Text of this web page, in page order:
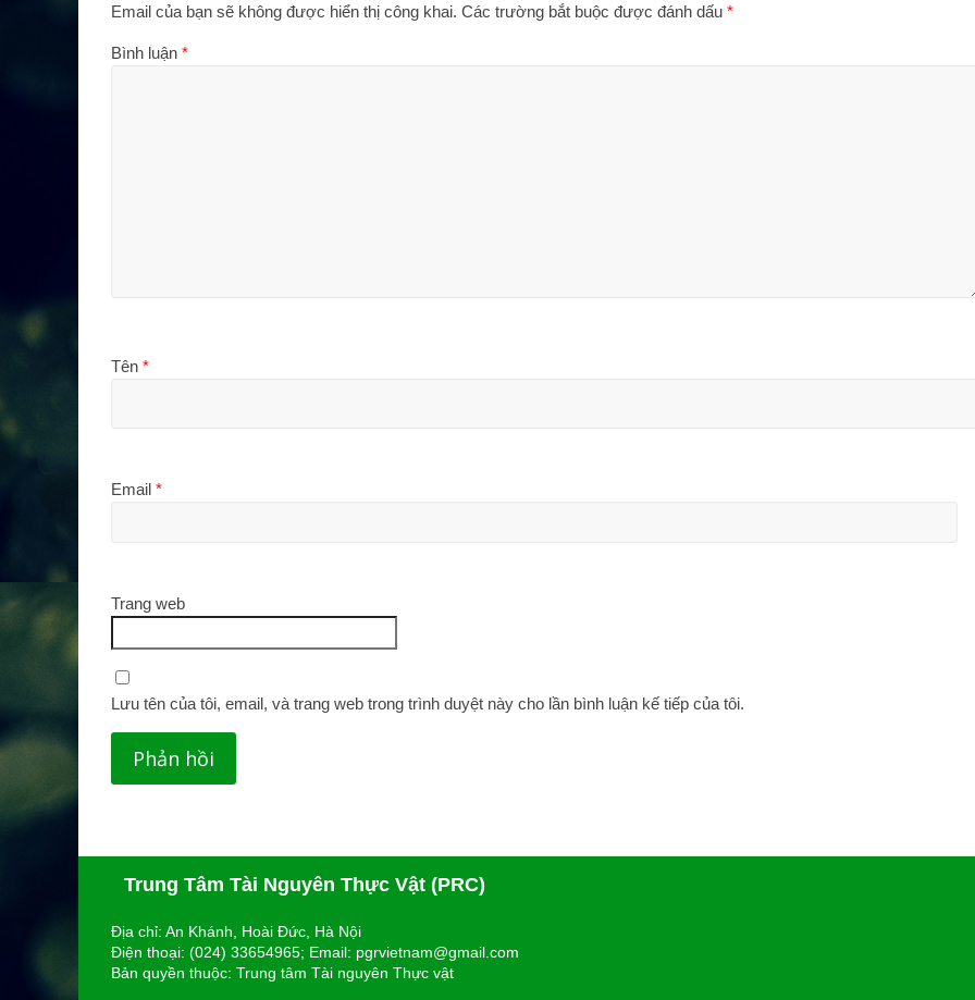
Email của bạn sẽ không được hiển thị công khai. Các trường bắt buộc được đánh dấu *
Bình luận *
Tên *
Email *
Trang web
Lưu tên của tôi, email, và trang web trong trình duyệt này cho lần bình luận kế tiếp của tôi.
Trung Tâm Tài Nguyên Thực Vật (PRC)
Địa chỉ: An Khánh, Hoài Đức, Hà Nội
Điện thoại: (024) 33654965; Email: pgrvietnam@gmail.com
Bản quyền thuộc: Trung tâm Tài nguyên Thực vật